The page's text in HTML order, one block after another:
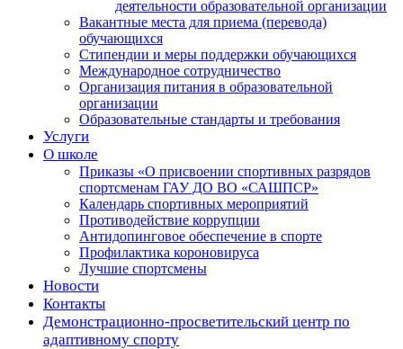
деятельности образовательной организации
Вакантные места для приема (перевода)
обучающихся
Стипендии и меры поддержки обучающихся
Международное сотрудничество
Организация питания в образовательной
организации
Образовательные стандарты и требования
Услуги
О школе
Приказы «О присвоении спортивных разрядов
спортсменам ГАУ ДО ВО «САШПСР»
Календарь спортивных мероприятий
Противодействие коррупции
Антидопинговое обеспечение в спорте
Профилактика короновируса
Лучшие спортсмены
Новости
Контакты
Демонстрационно-просветительский центр по
адаптивному спорту